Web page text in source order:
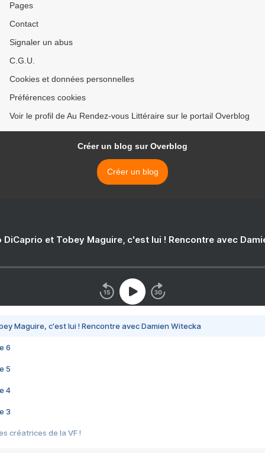
Pages
Contact
Signaler un abus
C.G.U.
Cookies et données personnelles
Préférences cookies
Voir le profil de Au Rendez-vous Littéraire sur le portail Overblog
Créer un blog sur Overblog
Créer un blog
DiCaprio et Tobey Maguire, c'est lui ! Rencontre avec
Maguire, c'est lui ! Rencontre avec Damien Witecka
6
5
4
3
créatrices de la VF !